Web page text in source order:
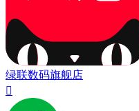
绿联数码旗舰店
